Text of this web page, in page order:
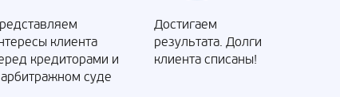
клиента
кредиторами и
суде
Достигаем
результата. Долги
клиента списаны!